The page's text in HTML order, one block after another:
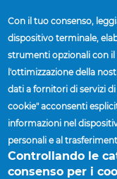
De wielen
Accuride-fabriek
vanaf het einde
beschikbaar.
Accuride is een
gebied van
wielenportfolio
Con il tuo consenso,
dispositivo terminale,
strumenti opzionali con il
l'ottimizzazione della
dati a fornitori di servizi
cookie" acconsenti
informazioni nel
personali e al
Controllando le
consenso per i